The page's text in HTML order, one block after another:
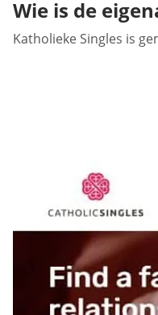
Wie is de
Katholieke Singles is